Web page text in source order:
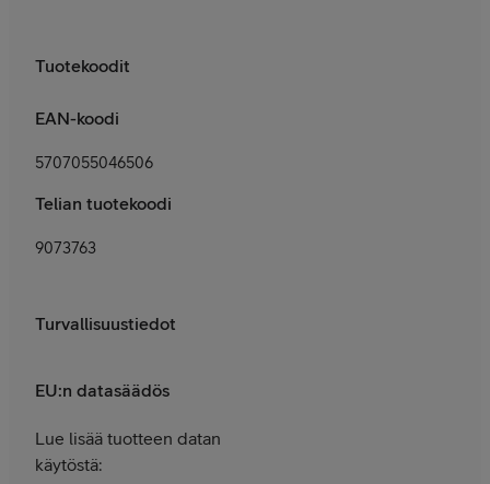
Tuotekoodit
EAN-koodi
5707055046506
Telian tuotekoodi
9073763
Turvallisuustiedot
EU:n datasäädös
Lue lisää tuotteen datan
käytöstä: